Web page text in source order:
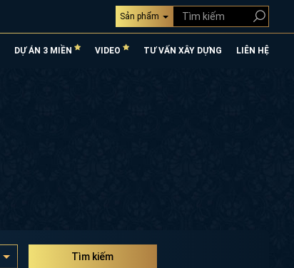
Sản phẩm
DỰ ÁN 3 MIỀN VIDEO TƯ VẤN XÂY DỰNG LIÊN HỆ
Tìm kiếm